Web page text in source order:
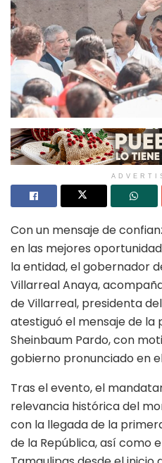
Con un mensaje de
en las mejores
la entidad, el gobernador
Villarreal Anaya,
de Villarreal, presidenta
atestiguó el mensaje de la
Sheinbaum Pardo, con
gobierno pronunciado en
Tras el evento, el
relevancia histórica del
con la llegada de la
de la República, así como